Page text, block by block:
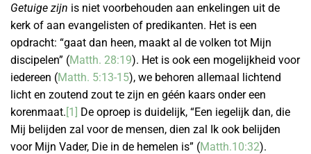
Getuige zijn is niet voorbehouden aan enkelingen uit de
kerk of aan evangelisten of predikanten. Het is een
opdracht: “gaat dan heen, maakt al de volken tot Mijn
discipelen” (Matth. 28:19). Het is ook een mogelijkheid voor
iedereen (Matth. 5:13-15), we behoren allemaal lichtend
licht en zoutend zout te zijn en géén kaars onder een
korenmaat.[1] De oproep is duidelijk, “Een iegelijk dan, die
Mij belijden zal voor de mensen, dien zal Ik ook belijden
voor Mijn Vader, Die in de hemelen is” (Matth.10:32).